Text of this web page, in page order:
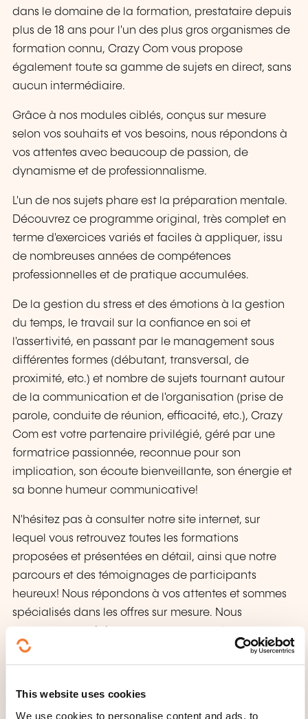
This website uses cookies
We use cookies to personalise content and ads, to
dans le domaine de la formation, prestataire depuis
plus de 18 ans pour l'un des plus gros organismes de
formation connu, Crazy Com vous propose
également toute sa gamme de sujets en direct, sans
aucun intermédiaire.
Grâce à nos modules ciblés, conçus sur mesure
selon vos souhaits et vos besoins, nous répondons à
vos attentes avec beaucoup de passion, de
dynamisme et de professionnalisme.
L'un de nos sujets phare est la préparation mentale.
Découvrez ce programme original, très complet en
terme d'exercices variés et faciles à appliquer, issu
de nombreuses années de compétences
professionnelles et de pratique accumulées.
De la gestion du stress et des émotions à la gestion
du temps, le travail sur la confiance en soi et
l'assertivité, en passant par le management sous
différentes formes (débutant, transversal, de
proximité, etc.) et nombre de sujets tournant autour
de la communication et de l'organisation (prise de
parole, conduite de réunion, efficacité, etc.), Crazy
Com est votre partenaire privilégié, géré par une
formatrice passionnée, reconnue pour son
implication, son écoute bienveillante, son énergie et
sa bonne humeur communicative!
N'hésitez pas à consulter notre site internet, sur
lequel vous retrouvez toutes les formations
proposées et présentées en détail, ainsi que notre
parcours et des témoignages de participants
heureux! Nous répondons à vos attentes et sommes
spécialisés dans les offres sur mesure. Nous
personnalisés selon vos besoins.
ensemble:-)